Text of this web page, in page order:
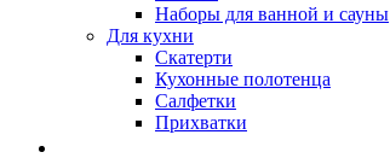
Наборы для ванной и сауны
Для кухни
Скатерти
Кухонные полотенца
Салфетки
Прихватки